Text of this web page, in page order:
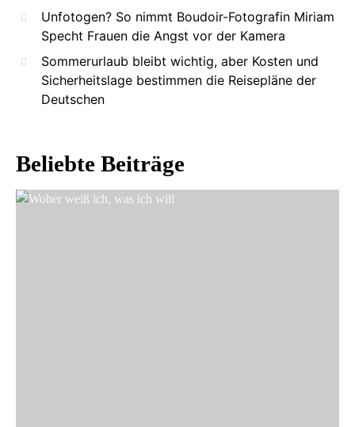
Unfotogen? So nimmt Boudoir-Fotografin Miriam
Specht Frauen die Angst vor der Kamera
Sommerurlaub bleibt wichtig, aber Kosten und
Sicherheitslage bestimmen die Reisepläne der
Deutschen
Beliebte Beiträge